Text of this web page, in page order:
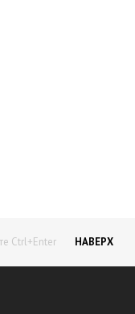
Ctrl+Enter НАВЕРХ